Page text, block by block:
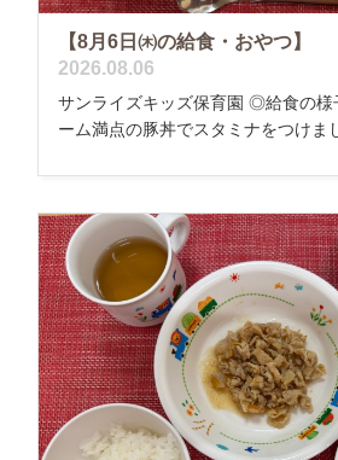
【8月6日㈭の給食・おやつ】
2026.08.06
サンライズキッズ保育園 ◎給食の様
ーム満点の豚丼でスタミナをつけま